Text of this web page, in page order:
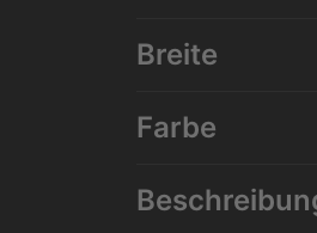
Breite
Farbe